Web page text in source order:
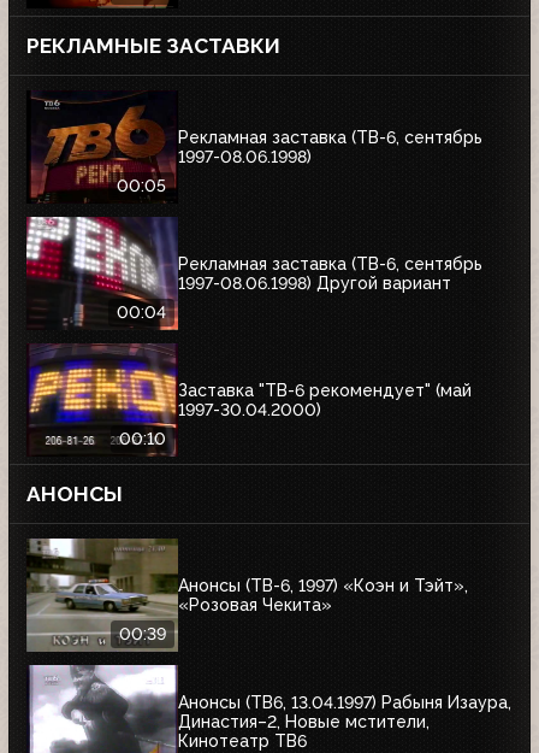
РЕКЛАМНЫЕ ЗАСТАВКИ
00:05
Рекламная заставка (ТВ-6, сентябрь
1997-08.06.1998)
00:04
Рекламная заставка (ТВ-6, сентябрь
1997-08.06.1998) Другой вариант
00:10
Заставка "ТВ-6 рекомендует" (май
1997-30.04.2000)
АНОНСЫ
00:39
Анонсы (ТВ-6, 1997) «Коэн и Тэйт»,
«Розовая Чекита»
Анонсы (ТВ6, 13.04.1997) Рабыня Изаура,
Династия–2, Новые мстители,
Кинотеатр ТВ6